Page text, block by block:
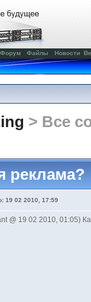
Форум Файлы Новости
> Все
реклама?
19 02 2010, 17:59
@ 19 02 2010, 01:05)